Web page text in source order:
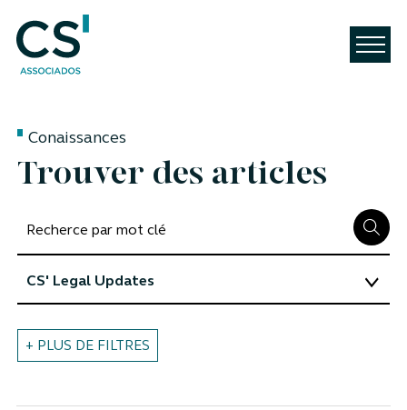
Conaissances
Trouver des articles
+ PLUS DE FILTRES